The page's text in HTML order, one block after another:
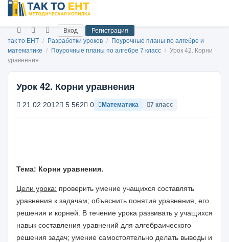
Вход
Регистрация
так то ЕНТ / Разработки уроков /
Поурочные планы по алгебре и
математике / Поурочные планы по алгебре 7 класс / Урок 42. Корни
уравнения
Урок 42. Корни уравнения
21.02.2012 5 562 0 Математика 7 класс
Тема: Корни уравнения.
Цели урока: проверить умение учащихся составлять
уравнения к задачам; объяснить понятия уравнения, его
решения и корней. В течение урока развивать у учащихся
навык составления уравнений для алгебраического
решения задач; умение самостоятельно делать выводы и